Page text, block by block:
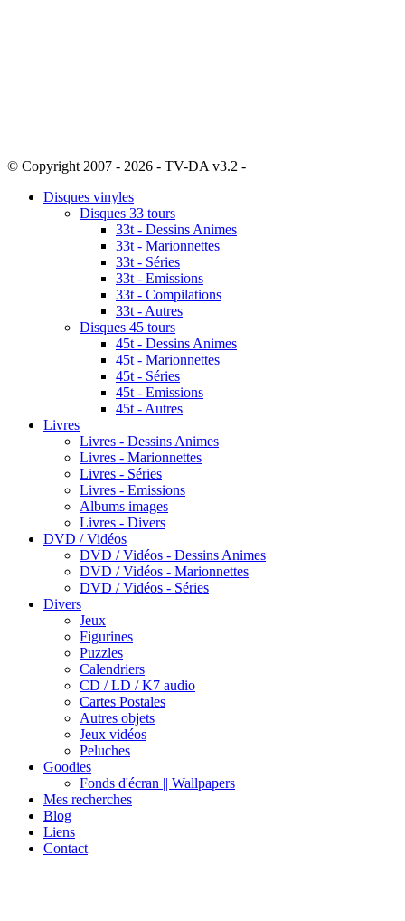
© Copyright 2007 - 2026 - TV-DA v3.2 -
Disques vinyles
Disques 33 tours
33t - Dessins Animes
33t - Marionnettes
33t - Séries
33t - Emissions
33t - Compilations
33t - Autres
Disques 45 tours
45t - Dessins Animes
45t - Marionnettes
45t - Séries
45t - Emissions
45t - Autres
Livres
Livres - Dessins Animes
Livres - Marionnettes
Livres - Séries
Livres - Emissions
Albums images
Livres - Divers
DVD / Vidéos
DVD / Vidéos - Dessins Animes
DVD / Vidéos - Marionnettes
DVD / Vidéos - Séries
Divers
Jeux
Figurines
Puzzles
Calendriers
CD / LD / K7 audio
Cartes Postales
Autres objets
Jeux vidéos
Peluches
Goodies
Fonds d'écran || Wallpapers
Mes recherches
Blog
Liens
Contact